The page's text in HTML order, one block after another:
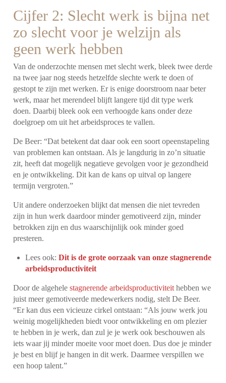
Cijfer 2: Slecht werk is bijna net
zo slecht voor je welzijn als
geen werk hebben
Van de onderzochte mensen met slecht werk, bleek twee derde
na twee jaar nog steeds hetzelfde slechte werk te doen of
gestopt te zijn met werken. Er is enige doorstroom naar beter
werk, maar het merendeel blijft langere tijd dit type werk
doen. Daarbij bleek ook een verhoogde kans onder deze
doelgroep om uit het arbeidsproces te vallen.
De Beer: “Dat betekent dat daar ook een soort opeenstapeling
van problemen kan ontstaan. Als je langdurig in zo’n situatie
zit, heeft dat mogelijk negatieve gevolgen voor je gezondheid
en je ontwikkeling. Dit kan de kans op uitval op langere
termijn vergroten.”
Uit andere onderzoeken blijkt dat mensen die niet tevreden
zijn in hun werk daardoor minder gemotiveerd zijn, minder
betrokken zijn en dus waarschijnlijk ook minder goed
presteren.
Lees ook:Dit is de grote oorzaak van onze stagnerende
arbeidsproductiviteit
Door de algehelestagnerende arbeidsproductiviteit hebben we
juist meer gemotiveerde medewerkers nodig, stelt De Beer.
“Er kan dus een vicieuze cirkel ontstaan: “Als jouw werk jou
weinig mogelijkheden biedt voor ontwikkeling en om plezier
te hebben in je werk, dan zul je je werk ook beschouwen als
iets waar jij minder moeite voor moet doen. Dus doe je minder
je best en blijf je hangen in dit werk. Daarmee verspillen we
een hoop talent.”